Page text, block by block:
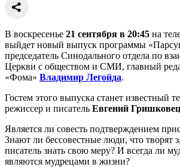
В воскресенье 21 сентября в 20:45 на
выйдет новый выпуск программы
председатель Синодального отдела по
Церкви с обществом и СМИ, главный
«Фома» Владимир Легойда.
Гостем этого выпуска станет известный
режиссер и писатель Евгений Гришковец
Является ли совесть подтверждением
Знают ли бессовестные люди, что творят
писатель знать свою меру? И всегда ли
являются мудрецами в жизни?